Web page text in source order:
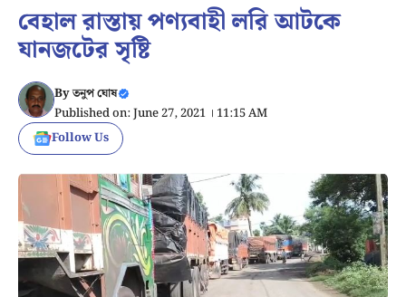
বেহাল রাস্তায় পণ্যবাহী লরি আটকে
যানজটের সৃষ্টি
Byতনুপ ঘোষ
Published on: June 27, 2021 । 11:15 AM
Follow Us